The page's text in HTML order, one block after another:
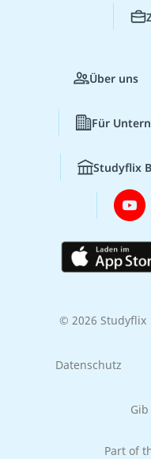
Über uns
Für
Studyflix
© 2026 Studyflix
Datenschutz
Part of